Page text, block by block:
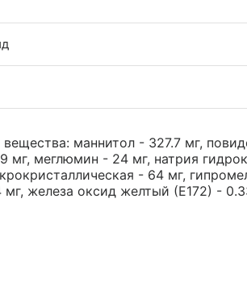
маннитол - 327.7 мг,
мг, меглюмин - 24 мг, натрия
- 64 мг,
железа оксид желтый (Е172) -